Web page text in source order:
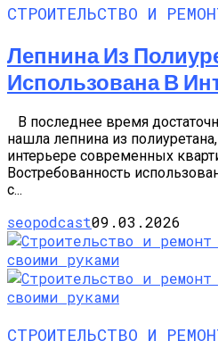
СТРОИТЕЛЬСТВО И
Лепнина Из
Использована В
В последнее время
нашла лепнина из
интерьере современных
Востребованность
с...
seopodcast09.03.2026
СТРОИТЕЛЬСТВО И